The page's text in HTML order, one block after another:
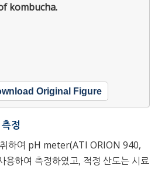
kombucha.
Original Figure
정
하여 pH meter(ATI ORION 940,
하여 측정하였고, 적정 산도는 시료